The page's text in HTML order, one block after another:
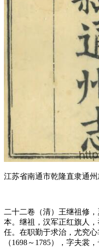
江苏省南通市乾隆直隶通州
二十二卷（清）王继祖修
本。继祖，汉军正红旗人
任。在职勤于求治，尤究
（1698～1785），字夫裳